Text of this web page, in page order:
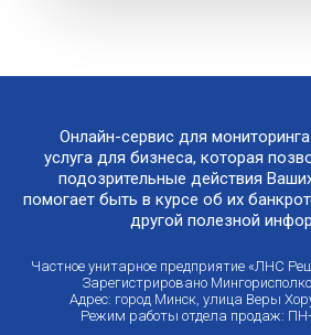
Онлайн-сервис для
услуга для бизнеса, которая
подозрительные действия
помогает быть в курсе об их
другой полезной
Частное унитарное предприятие «ЛНС
Зарегистрировано
Адрес: город Минск, улица Веры
Режим работы отдела продаж: